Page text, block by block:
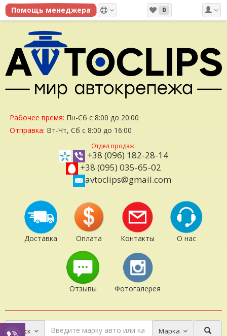
0
Рабочее время: Пн-Сб с 8:00 до 20:00
Отправка: Вт-Чт, Сб с 8:00 до 16:00
Отдел продаж:
+38 (096) 182-28-14
+38 (095) 035-65-02
avtoclips@gmail.com
Доставка Оплата Контакты О нас
Отзывы Фотогалерея
Поиск Марка